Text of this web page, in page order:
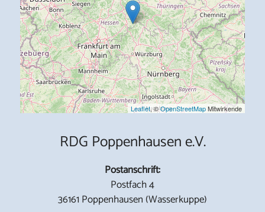
Leaflet, ©OpenStreetMapMitwirkende
RDG Poppenhausen e.V.
Postanschrift:
Postfach 4
36161 Poppenhausen (Wasserkuppe)